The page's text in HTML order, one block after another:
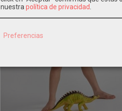
nuestra política de privacidad
Preferencias